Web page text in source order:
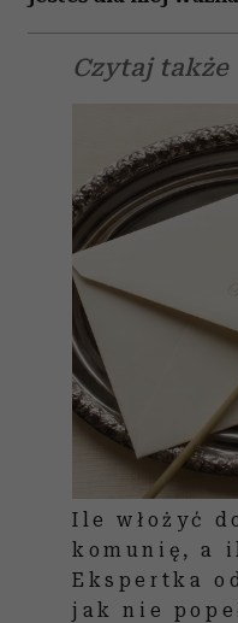
Czytaj także
Ile włożyć
komunię, a
Ekspertka
jak nie